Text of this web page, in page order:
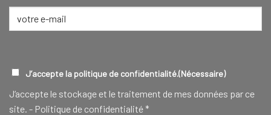
RGPD(NÉCESSAIRE)
J’accepte la politique de confidentialité.(Nécessaire)
J‘accepte le stockage et le traitement de mes données par ce
site. - Politique de confidentialité*